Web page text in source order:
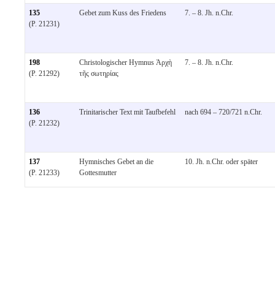
135
(P. 21231)
Gebet zum Kuss des Friedens 7. – 8. Jh. n.Chr.
198
(P. 21292)
Christologischer Hymnus Ἀρχὴ
τῆς σωτηρίας
7. – 8. Jh. n.Chr.
136
(P. 21232)
Trinitarischer Text mit Taufbefehl nach 694 – 720/721 n.Chr.
137
(P. 21233)
Hymnisches Gebet an die
Gottesmutter
10. Jh. n.Chr. oder später